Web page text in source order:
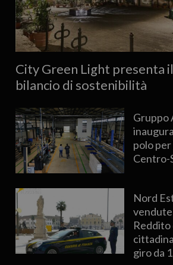
City Green Light presenta
bilancio di sostenibilità
Gruppo
polo per
Centro-
Nord
Reddito
giro da